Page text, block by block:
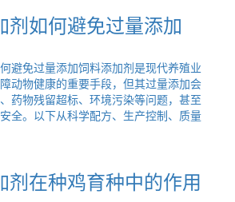
剂如何避免过量添加
避免过量添加饲料添加剂是现代养殖业
动物健康的重要手段，但其过量添加会
药物残留超标、环境污染等问题，甚至
全。以下从科学配方、生产控制、质量
剂在种鸡育种中的作用